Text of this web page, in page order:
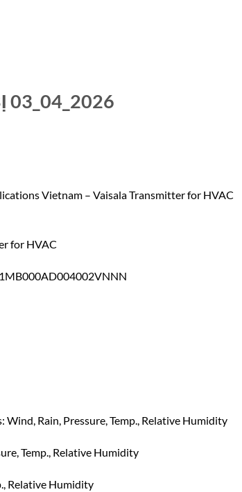
03_04_2026
Vietnam – Vaisala Transmitter for HVAC
for HVAC
Wind, Rain, Pressure, Temp., Relative Humidity
Temp., Relative Humidity
Relative Humidity